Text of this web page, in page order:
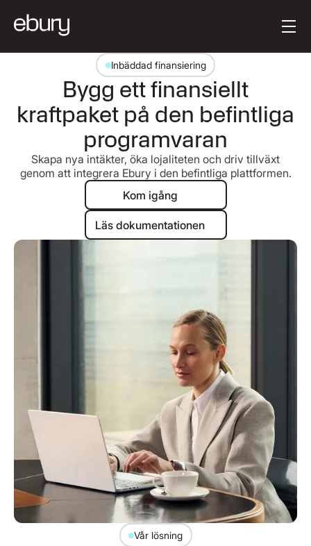
Inbäddad finansiering
Bygg ett finansiellt
kraftpaket på den befintliga
programvaran
Skapa nya intäkter, öka lojaliteten och driv tillväxt
genom att integrera Ebury i den befintliga plattformen.
Kom igång
Kom igång
Läs dokumentationen
Läs dokumentationen
Vår lösning